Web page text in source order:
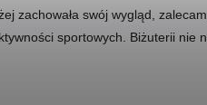
zachowała swój wygląd,
sportowych. Biżuterii nie